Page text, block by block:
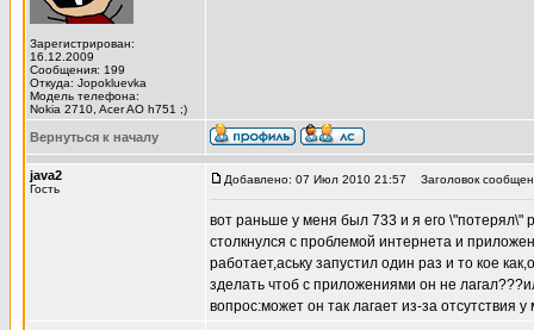
Зарегистрирован:
16.12.2009
Сообщения: 199
Откуда: Jopokluevka
Модель телефона:
Nokia 2710, Acer AO h751 ;)
Вернуться к началу
java2
Гость
Добавлено: 07 Июл 2010 21:57 Заголовок
вот раньше у меня был 733 и я его
столкнулся с проблемой интернета и
работает,аську запустил один раз и то кое
зделать чтоб с приложениями он не
вопрос:может он так лагает из-за отсутствия